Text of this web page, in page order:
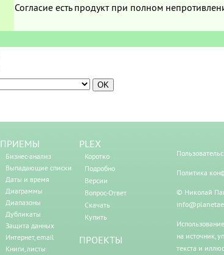
Согласие есть продукт при полном
ПРИЕМЫ
Бизнес-анализ
Выпадающие списки
Даты и время
Диаграммы
Диапазоны
Дубликаты
Защита данных
Интернет, email
Книги, листы
PLEX
Коротко
Подробно
Версии
Вопрос-Ответ
Скачать
Купить
ПРОЕКТЫ
Политика
© Николай
на источник,
текста и